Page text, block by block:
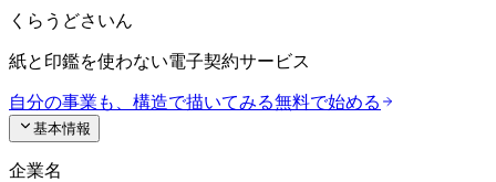
くらうどさいん
紙と印鑑を使わない電子契約サービス
自分の事業も、構造で描いてみる無料で始める
基本情報
企業名